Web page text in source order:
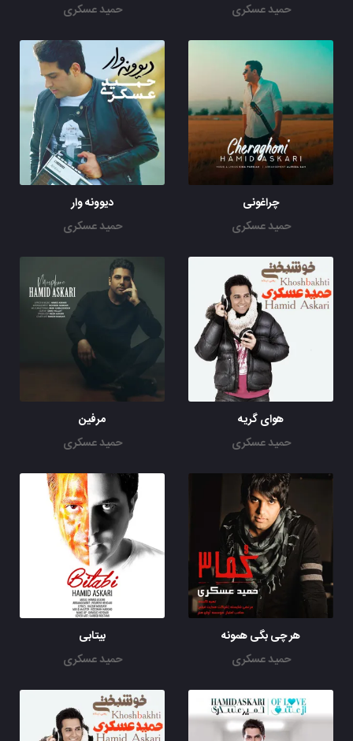
حمید عسکری
حمید عسکری
چراغونی
حمید عسکری
دیوونه وار
حمید عسکری
هوای گریه
حمید عسکری
مرفین
حمید عسکری
هر چی بگی همونه
حمید عسکری
بیتابی
حمید عسکری